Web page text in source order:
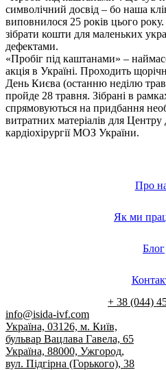
символічний досвід – бо наша
виповнилося 25 років цього
зібрати кошти для маленьких
дефектами.
«Пробіг під каштанами» –
акція в Україні. Проходить
День Києва (останню неділю
пройде 28 травня. Зібрані в
спрямовуються на придбання
витратних матеріалів для Центру
кардіохірургії МОЗ України.
Про
Як ми
Блог
+ 38 (044)
info@isida-ivf.com
Україна, 03126, м. Київ,
бульвар Вацлава Гавела, 65
Україна, 88000, Ужгород,
вул. Підгірна (Горького), 38